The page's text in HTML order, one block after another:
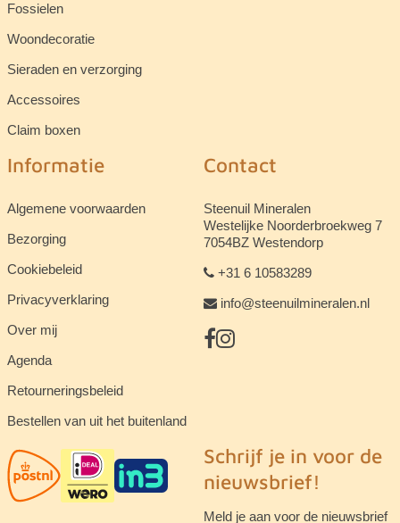
Fossielen
Woondecoratie
Sieraden en verzorging
Accessoires
Claim boxen
Informatie
Algemene voorwaarden
Bezorging
Cookiebeleid
Privacyverklaring
Over mij
Agenda
Retourneringsbeleid
Bestellen van uit het buitenland
Schrijf je in voor de
nieuwsbrief!
Meld je aan voor de nieuwsbrief
Contact
Steenuil Mineralen
Westelijke Noorderbroekweg 7
7054BZ Westendorp
+31 6 10583289
info@steenuilmineralen.nl